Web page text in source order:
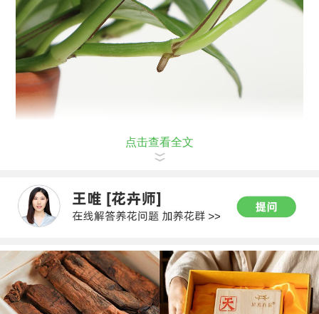
点击查看全文